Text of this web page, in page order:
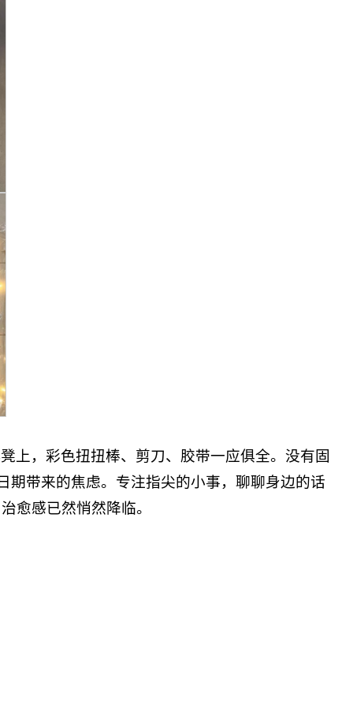
，彩色扭扭棒、剪刀、胶带一应俱全。没有固
期带来的焦虑。专注指尖的小事，聊聊身边的话
愈感已然悄然降临。